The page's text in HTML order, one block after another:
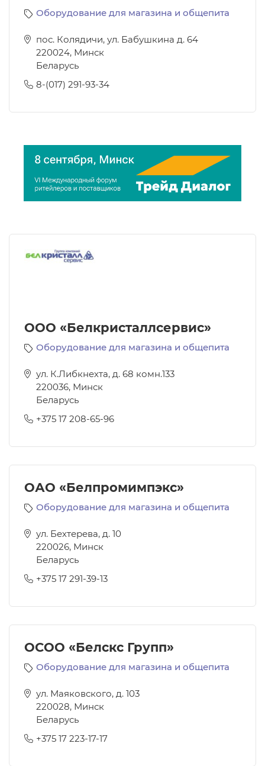
Оборудование для магазина и общепита
пос. Колядичи, ул. Бабушкина д. 64
220024, Минск
Беларусь
8-(017) 291-93-34
ООО «Белкристаллсервис»
Оборудование для магазина и общепита
ул. К.Либкнехта, д. 68 комн.133
220036, Минск
Беларусь
+375 17 208-65-96
ОАО «Белпромимпэкс»
Оборудование для магазина и общепита
ул. Бехтерева, д. 10
220026, Минск
Беларусь
+375 17 291-39-13
ОСОО «Белскс Групп»
Оборудование для магазина и общепита
ул. Маяковского, д. 103
220028, Минск
Беларусь
+375 17 223-17-17